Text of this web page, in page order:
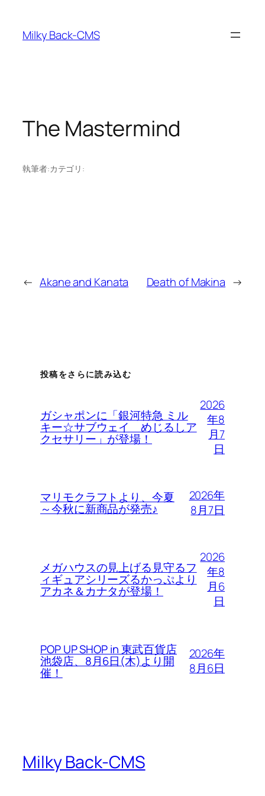
Milky Back-CMS
The Mastermind
執筆者:カテゴリ:
← Akane and Kanata Death of Makina →
投稿をさらに読み込む
ガシャポンに「銀河特急 ミル
キー☆サブウェイ めじるしア
クセサリー」が登場！
2026
年8
月7
日
マリモクラフトより、今夏
～今秋に新商品が発売♪
2026年
8月7日
メガハウスの見上げる見守るフ
ィギュアシリーズるかっぷより
アカネ＆カナタが登場！
2026
年8
月6
日
POP UP SHOP in 東武百貨店
池袋店、8月6日(木)より開
催！
2026年
8月6日
Milky Back-CMS